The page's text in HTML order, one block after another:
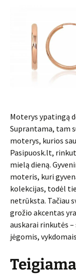
Moterys ypatingą
Suprantama, tam
moterys, kurios
Pasipuosk.lt,
mielą dieną.
moteris, kuri
kolekcijas, todėl
netrūksta. Tačiau
grožio akcentas
auskarai rinkutės
jėgomis,